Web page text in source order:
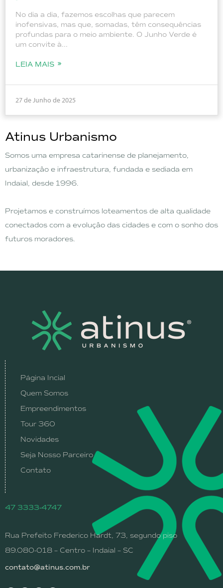
No dia a dia, fazemos escolhas que parecem
inofensivas, mas que, somadas, têm consequências
profundas para o meio ambiente. O Junho Verde é
um convite à...
LEIA MAIS
27 de Junho de 2025
Atinus Urbanismo
Somos uma empresa catarinense de planejamento,
urbanização e infraestrutura, fundada e sediada em
Indaial, desde 1996.
Projetamos e construímos loteamentos de alta qualidade
conectados com a evolução das cidades e com o sonho dos
futuros moradores.
Página Incial
Quem Somos
Empreendimentos
Tour 360
Novidades
Seja Nosso Parceiro
Contato
47 3333-4747
Rua Prefeito Frederico Hardt, 73, segundo piso
89.080-018 – Centro – Indaial – SC
contato@atinus.com.br